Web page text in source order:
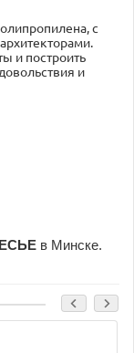
с
и построить
и
в Минске.